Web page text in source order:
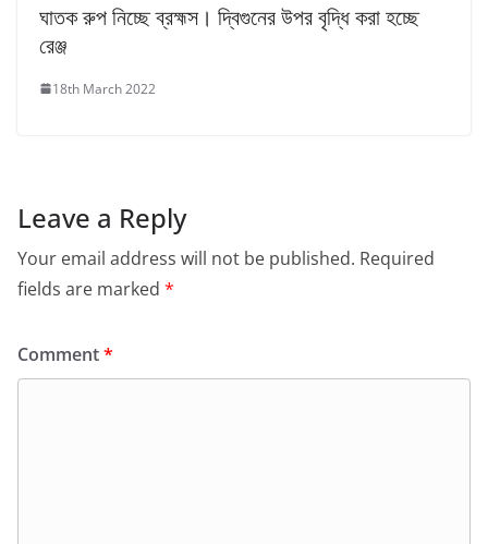
ঘাতক রুপ নিচ্ছে ব্রহ্মস। দ্বিগুনের উপর বৃদ্ধি করা হচ্ছে
রেঞ্জ
18th March 2022
Leave a Reply
Your email address will not be published. Required
fields are marked *
Comment*